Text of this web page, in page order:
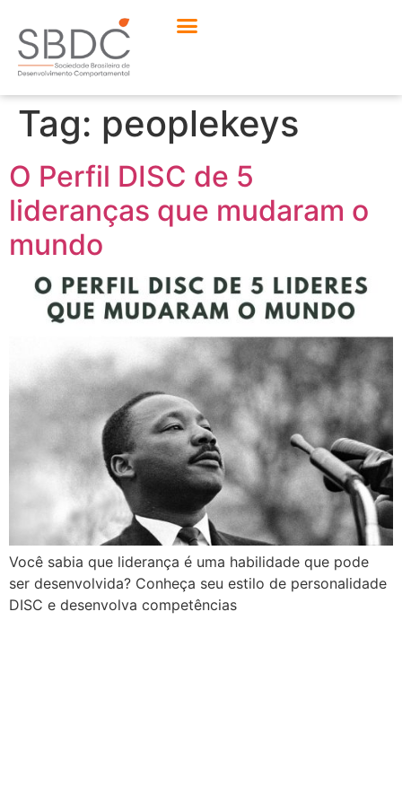
Tag: peoplekeys
O Perfil DISC de 5
lideranças que mudaram o
mundo
Você sabia que liderança é uma habilidade que pode
ser desenvolvida? Conheça seu estilo de personalidade
DISC e desenvolva competências